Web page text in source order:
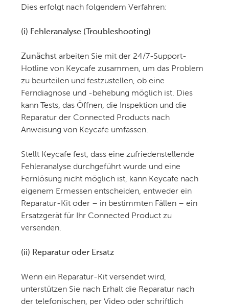
Dies erfolgt nach folgendem Verfahren:
(i) Fehleranalyse (Troubleshooting)
Zunächst arbeiten Sie mit der 24/7-Support-
Hotline von Keycafe zusammen, um das Problem
zu beurteilen und festzustellen, ob eine
Ferndiagnose und -behebung möglich ist. Dies
kann Tests, das Öffnen, die Inspektion und die
Reparatur der Connected Products nach
Anweisung von Keycafe umfassen.
Stellt Keycafe fest, dass eine zufriedenstellende
Fehleranalyse durchgeführt wurde und eine
Fernlösung nicht möglich ist, kann Keycafe nach
eigenem Ermessen entscheiden, entweder ein
Reparatur-Kit oder – in bestimmten Fällen – ein
Ersatzgerät für Ihr Connected Product zu
versenden.
(ii) Reparatur oder Ersatz
Wenn ein Reparatur-Kit versendet wird,
unterstützen Sie nach Erhalt die Reparatur nach
der telefonischen, per Video oder schriftlich